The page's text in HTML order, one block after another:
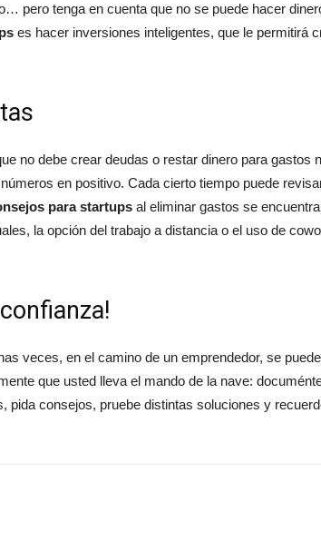
pero tenga en cuenta que no se puede hacer
es hacer inversiones inteligentes, que le permitirá
no debe crear deudas o restar dinero para gastos
en positivo. Cada cierto tiempo puede
para startups al eliminar gastos se
la opción del trabajo a distancia o el uso de
veces, en el camino de un emprendedor, se
que usted lleva el mando de la nave:
pida consejos, pruebe distintas soluciones y